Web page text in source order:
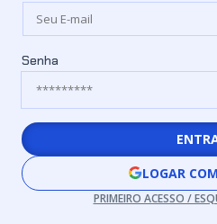
Senha
LOGAR
PRIMEIRO ACESSO /